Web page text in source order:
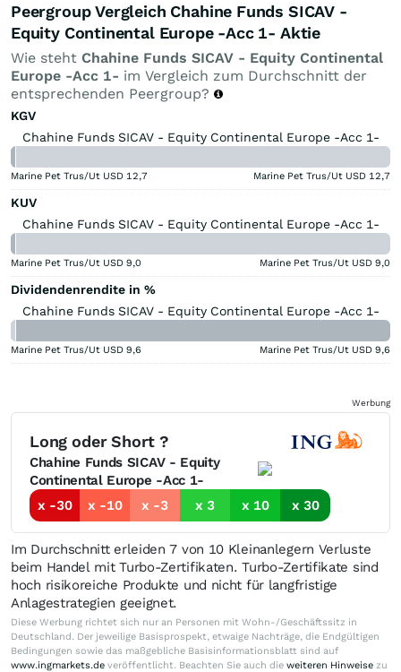
Peergroup Vergleich Chahine Funds SICAV -
Equity Continental Europe -Acc 1- Aktie
Wie steht Chahine Funds SICAV - Equity Continental
Europe -Acc 1- im Vergleich zum Durchschnitt der
entsprechenden Peergroup?
KGV
Chahine Funds SICAV - Equity Continental Europe -Acc 1-
Marine Pet Trus/Ut USD 12,7 Marine Pet Trus/Ut USD 12,7
KUV
Chahine Funds SICAV - Equity Continental Europe -Acc 1-
Marine Pet Trus/Ut USD 9,0 Marine Pet Trus/Ut USD 9,0
Dividendenrendite in %
Chahine Funds SICAV - Equity Continental Europe -Acc 1-
Marine Pet Trus/Ut USD 9,6 Marine Pet Trus/Ut USD 9,6
Werbung
Long oder Short ?
Chahine Funds SICAV - Equity
Continental Europe -Acc 1-
x -30
x -10 x -3 x 3 x 10 x 30
Im Durchschnitt erleiden 7 von 10 Kleinanlegern Verluste
beim Handel mit Turbo-Zertifikaten. Turbo-Zertifikate sind
hoch risikoreiche Produkte und nicht für langfristige
Anlagestrategien geeignet.
Diese Werbung richtet sich nur an Personen mit Wohn-/Geschäftssitz in
Deutschland. Der jeweilige Basisprospekt, etwaige Nachträge, die Endgültigen
Bedingungen sowie das maßgebliche Basisinformationsblatt sind auf
www.ingmarkets.de veröffentlicht. Beachten Sie auch die weiteren Hinweise zu